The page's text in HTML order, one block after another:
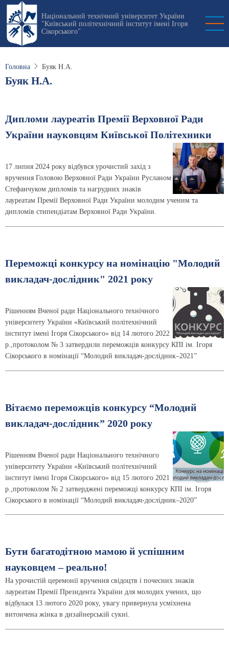
Перейти
основного
вмісту
Національний технічний університет України
"Київський політехнічний інститут імені Ігоря
Сікорського"
Головна Буяк Н.А.
Буяк Н.А.
Дипломи лауреатів Премії Верховної Ради
України науковцям Київської Політехники
17 липня 2024 року відбувся урочистий захід з
вручення Головою Верховної Ради України Русланом
Стефанчуком дипломів та нагрудних знаків
лауреатам Премії Верховної Ради України молодим ученим та
дипломів стипендіатам Верховної Ради України.
Переможці конкурсу на номінацію "Молодий
викладач-дослідник" 2021 року
Рішенням Вченої ради Національного технічного
університету України «Київський політехнічний
інститут імені Ігоря Сікорського» від 14 лютого 2022
р.,протоколом № 3 затвердили переможців конкурсу КПІ ім. Ігоря
Сікорського в номінації “Молодий викладач-дослідник–2021”
Вітаємо переможців конкурсу “Молодий
викладач-дослідник” 2020 року
Рішенням Вченої ради Національного технічного
університету України «Київський політехнічний
інститут імені Ігоря Сікорського» від 15 лютого 2021
р.,протоколом № 2 затверджені переможці конкурсу КПІ ім. Ігоря
Сікорського в номінації “Молодий викладач-дослідник–2020”
Бути багатодітною мамою й успішним
науковцем – реально!
На урочистій церемонії вручення свідоцтв і почесних знаків
лауреатам Премії Президента України для молодих учених, що
відбулася 13 лютого 2020 року, увагу привернула усміхнена
витончена жінка в дизайнерській сукні.